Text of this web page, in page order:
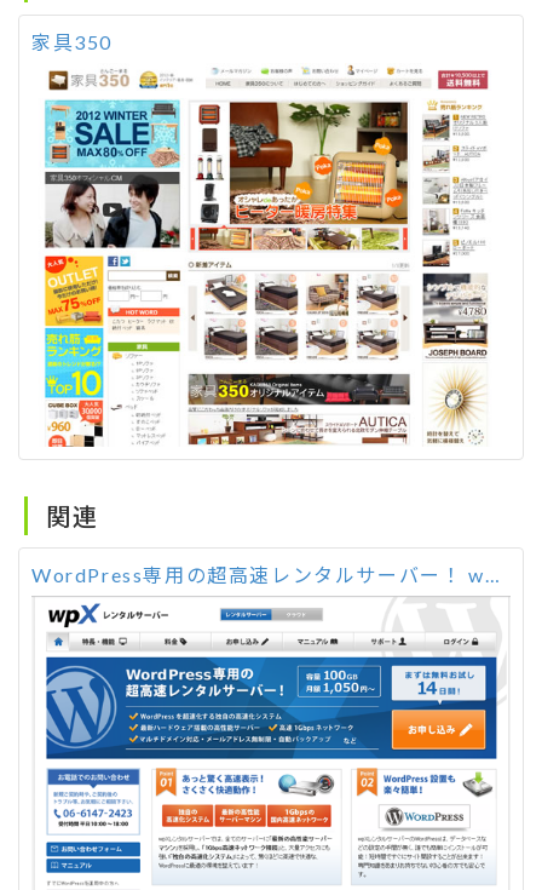
家具350
関連
WordPress専用の超高速レンタルサーバー！ wpX